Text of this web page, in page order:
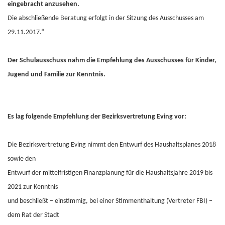
eingebracht anzusehen.
Die abschließende Beratung erfolgt in der Sitzung des Ausschusses am
29.11.2017.“
Der Schulausschuss nahm die Empfehlung des Ausschusses für Kinder,
Jugend und Familie zur Kenntnis.
Es lag folgende Empfehlung der Bezirksvertretung Eving vor:
Die Bezirksvertretung Eving nimmt den Entwurf des Haushaltsplanes 2018
sowie den
Entwurf der mittelfristigen Finanzplanung für die Haushaltsjahre 2019 bis
2021 zur Kenntnis
und beschließt – einstimmig, bei einer Stimmenthaltung (Vertreter FBI) –
dem Rat der Stadt